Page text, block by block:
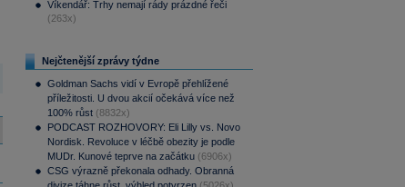
Víkendář: Trhy nemají rády prázdné řeči
(263x)
Nejčtenější zprávy týdne
Goldman Sachs vidí v Evropě přehlížené
příležitosti. U dvou akcií očekává více než
100% růst (8832x)
PODCAST ROZHOVORY: Eli Lilly vs. Novo
Nordisk. Revoluce v léčbě obezity je podle
MUDr. Kunové teprve na začátku (6906x)
CSG výrazně překonala odhady. Obranná